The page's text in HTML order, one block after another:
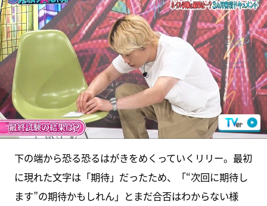
下の端から恐る恐るはがきをめくっていくリリー。最初
に現れた文字は「期待」だったため、「“次回に期待し
ます”の期待かもしれん」とまだ合否はわからない様